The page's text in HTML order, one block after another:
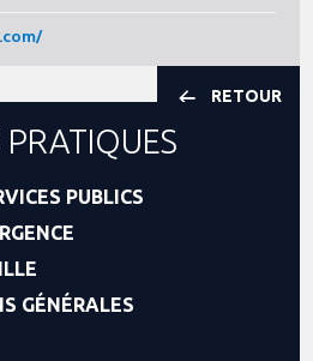
RETOUR
PUBLICS
GÉNÉRALES